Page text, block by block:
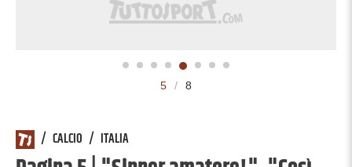
5 / 8
/ CALCIO / ITALIA